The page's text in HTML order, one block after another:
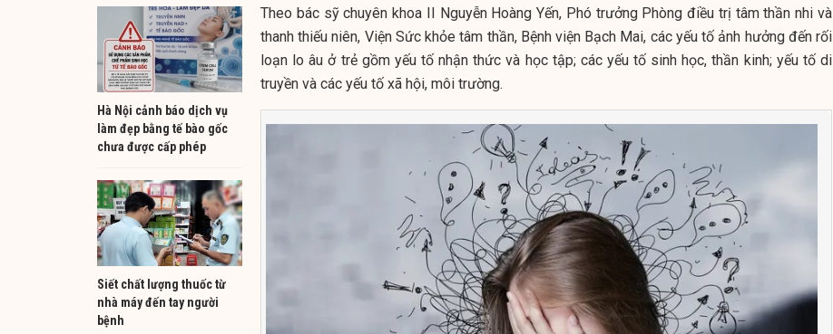
Hà Nội cảnh báo dịch vụ
làm đẹp bằng tế bào gốc
chưa được cấp phép
Siết chất lượng thuốc từ
nhà máy đến tay người
bệnh
Theo bác sỹ chuyên khoa II Nguyễn Hoàng Yến, Phó trưởng Phòng điều trị tâm thần nhi và
thanh thiếu niên, Viện Sức khỏe tâm thần, Bệnh viện Bạch Mai, các yếu tố ảnh hưởng đến rối
loạn lo âu ở trẻ gồm yếu tố nhận thức và học tập; các yếu tố sinh học, thần kinh; yếu tố di
truyền và các yếu tố xã hội, môi trường.